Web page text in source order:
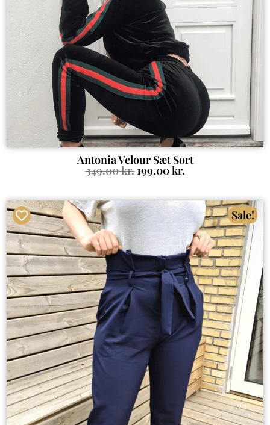
Antonia Velour Sæt Sort
349.00kr.199.00kr.
Sale!